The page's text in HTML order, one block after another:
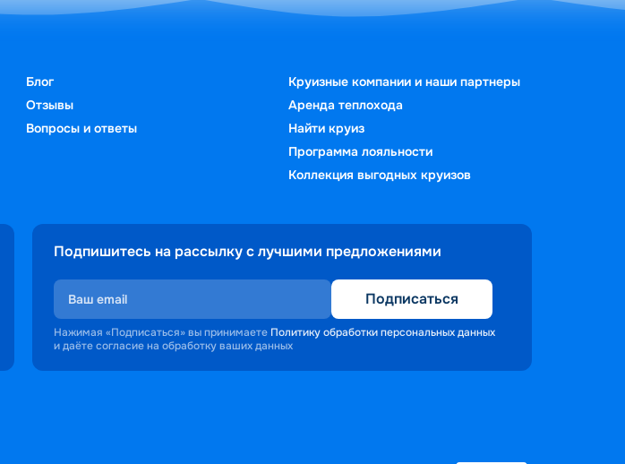
Блог
Отзывы
Вопросы и ответы
Круизные компании и наши партнеры
Аренда теплохода
Найти круиз
Программа лояльности
Коллекция выгодных круизов
Подпишитесь на рассылку с лучшими предложениями
Подписаться
Нажимая «Подписаться» вы принимаете Политику обработки персональных данных
и даёте согласие на обработку ваших данных